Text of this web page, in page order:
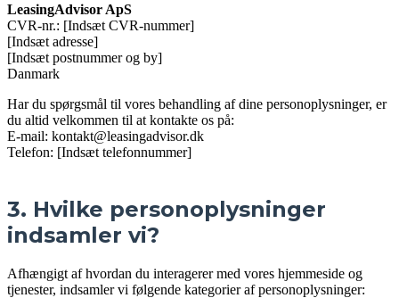
LeasingAdvisor ApS
CVR-nr.: [Indsæt CVR-nummer]
[Indsæt adresse]
[Indsæt postnummer og by]
Danmark
Har du spørgsmål til vores behandling af dine personoplysninger, er
du altid velkommen til at kontakte os på:
E-mail: kontakt@leasingadvisor.dk
Telefon: [Indsæt telefonnummer]
3. Hvilke personoplysninger
indsamler vi?
Afhængigt af hvordan du interagerer med vores hjemmeside og
tjenester, indsamler vi følgende kategorier af personoplysninger: